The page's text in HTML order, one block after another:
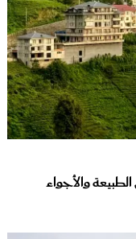
والأجواء